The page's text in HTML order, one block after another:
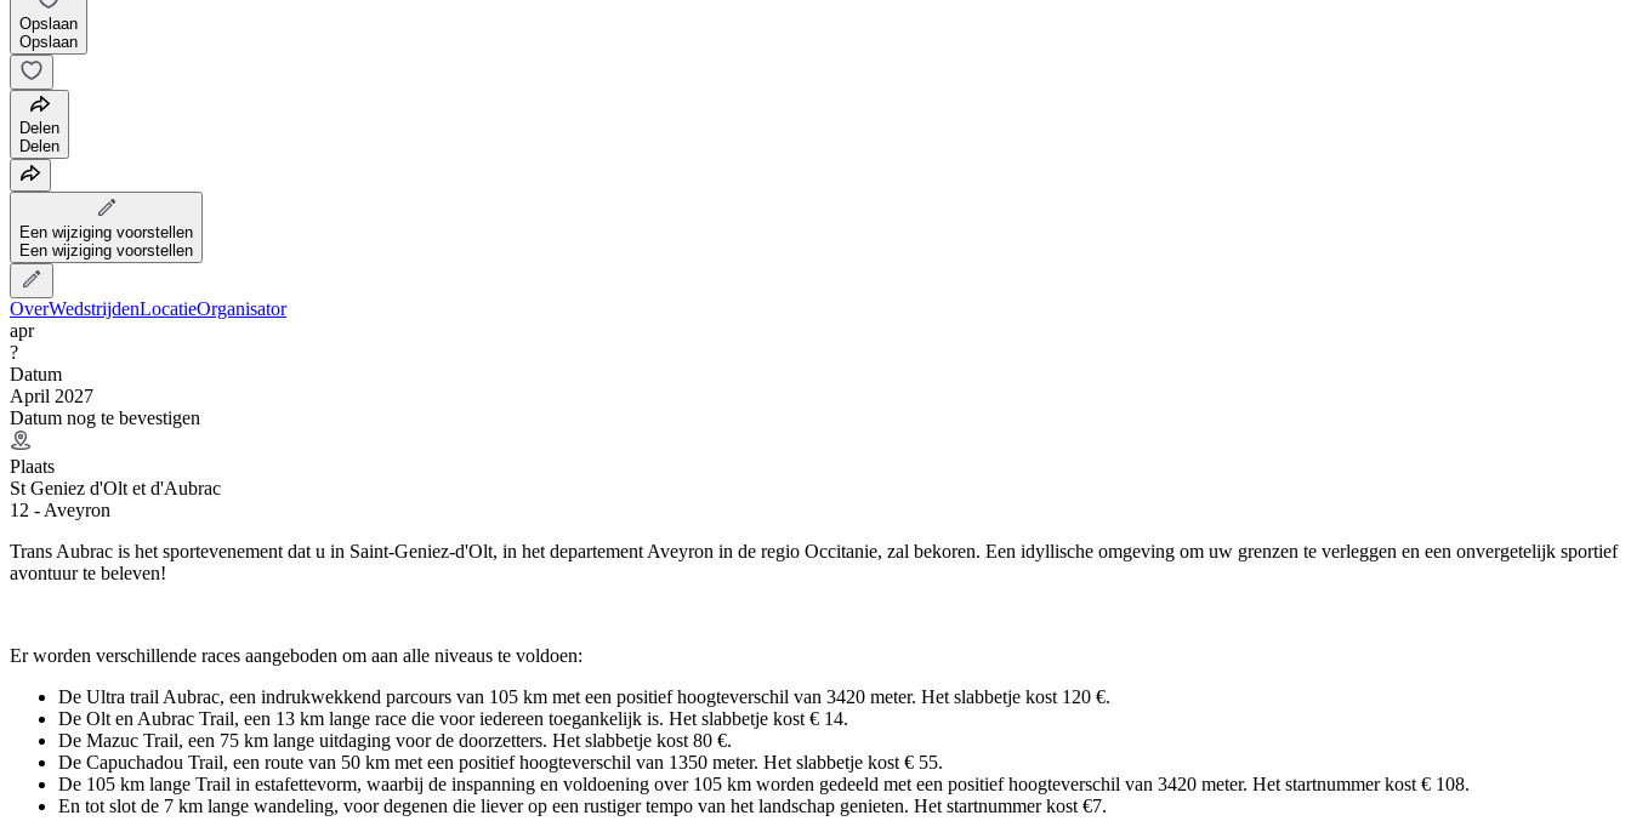
Opslaan
Opslaan
Delen
Delen
Een wijziging voorstellen
Een wijziging voorstellen
OverWedstrijdenLocatieOrganisator
apr
?
Datum
April 2027
Datum nog te bevestigen
Plaats
St Geniez d'Olt et d'Aubrac
12 - Aveyron
Trans Aubrac is het sportevenement dat u in Saint-Geniez-d'Olt, in het departement Aveyron in de regio Occitanie, zal bekoren. Een idyllische omgeving om uw grenzen te verleggen en een onvergetelijk sportief
avontuur te beleven!
Er worden verschillende races aangeboden om aan alle niveaus te voldoen:
De Ultra trail Aubrac, een indrukwekkend parcours van 105 km met een positief hoogteverschil van 3420 meter. Het slabbetje kost 120 €.
De Olt en Aubrac Trail, een 13 km lange race die voor iedereen toegankelijk is. Het slabbetje kost € 14.
De Mazuc Trail, een 75 km lange uitdaging voor de doorzetters. Het slabbetje kost 80 €.
De Capuchadou Trail, een route van 50 km met een positief hoogteverschil van 1350 meter. Het slabbetje kost € 55.
De 105 km lange Trail in estafettevorm, waarbij de inspanning en voldoening over 105 km worden gedeeld met een positief hoogteverschil van 3420 meter. Het startnummer kost € 108.
En tot slot de 7 km lange wandeling, voor degenen die liever op een rustiger tempo van het landschap genieten. Het startnummer kost €7.